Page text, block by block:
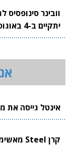
יתקיים ב-4 באוגוסט 2026
אינטל גייסה את